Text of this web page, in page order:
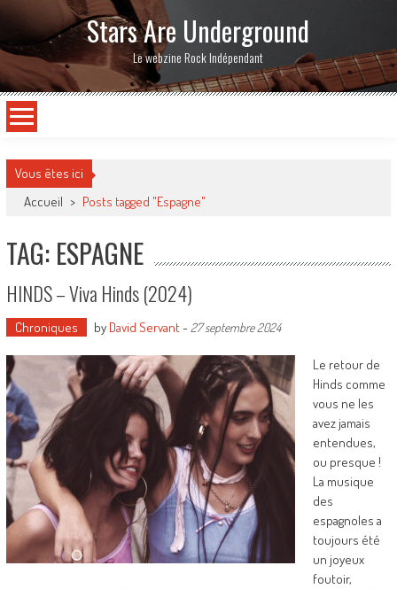
Stars Are Underground
Le webzine Rock Indépendant
Vous êtes ici
Accueil > Posts tagged "Espagne"
TAG: ESPAGNE
HINDS – Viva Hinds (2024)
Chroniques by David Servant- 27 septembre 2024
Le retour de
Hinds comme
vous ne les
avez jamais
entendues,
ou presque !
La musique
des
espagnoles a
toujours été
un joyeux
foutoir,